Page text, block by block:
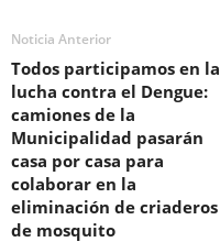
Noticia Anterior
Todos participamos en la
lucha contra el Dengue:
camiones de la
Municipalidad pasarán
casa por casa para
colaborar en la
eliminación de criaderos
de mosquito